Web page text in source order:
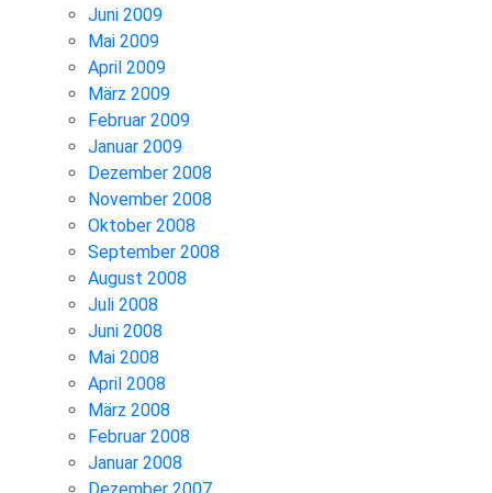
Juni 2009
Mai 2009
April 2009
März 2009
Februar 2009
Januar 2009
Dezember 2008
November 2008
Oktober 2008
September 2008
August 2008
Juli 2008
Juni 2008
Mai 2008
April 2008
März 2008
Februar 2008
Januar 2008